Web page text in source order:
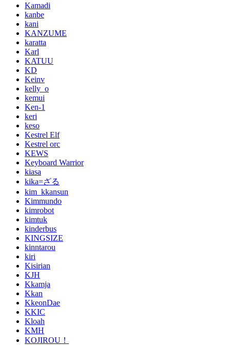
Kamadi
kanbe
kani
KANZUME
karatta
Karl
KATUU
KD
Keinv
kelly_o
kemui
Ken-1
keri
keso
Kestrel Elf
Kestrel orc
KEWS
Keyboard Warrior
kiasa
kika=ざる
kim_kkansun
Kimmundo
kimrobot
kimtuk
kinderbus
KINGSIZE
kinntarou
kiri
Kisirian
KJH
Kkamja
Kkan
KkeonDae
KKIC
Kloah
KMH
KOJIROU！